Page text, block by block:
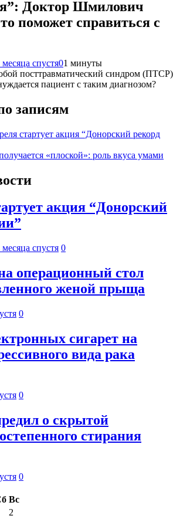
Доктор Шмилович
поможет справиться с
месяца спустя01 минуты
посттравматический синдром (ПТСР)
пациент с таким диагнозом?
записям
стартует акция “Донорский рекорд
«плоской»: роль вкуса умами
акция “Донорский
месяца спустя 0
операционный стол
женой прыща
0
сигарет на
вида рака
0
о скрытой
стирания
0
Вс
2